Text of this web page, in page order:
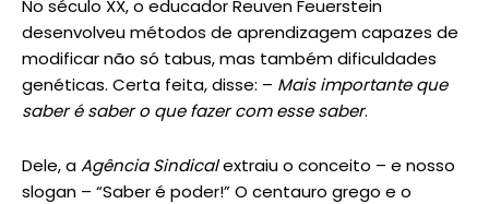
No século XX, o educador Reuven Feuerstein
desenvolveu métodos de aprendizagem capazes de
modificar não só tabus, mas também dificuldades
genéticas. Certa feita, disse: – Mais importante que
saber é saber o que fazer com esse saber.
Dele, aAgência Sindicalextraiu o conceito – e nosso
slogan – “Saber é poder!” O centauro grego e o